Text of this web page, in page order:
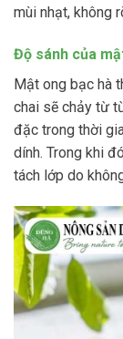
mùi nhạt, không
Độ sánh của
Mật ong bạc hà
chai sẽ chảy từ
đặc trong thời
dính. Trong khi
tách lớp do